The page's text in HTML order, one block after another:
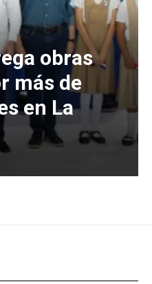
obras
más de
en La